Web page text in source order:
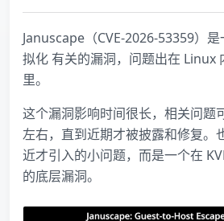
Januscape（CVE-2026-53359）
拟化 有关的漏洞，问题出在 Linux
里。
这个漏洞影响时间很长，相关问题
左右，直到近期才被披露和修复。
近才引入的小问题，而是一个在
的底层漏洞。